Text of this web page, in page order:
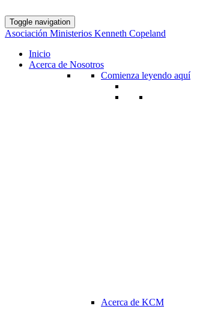
Toggle navigation
Asociación Ministerios Kenneth Copeland
Inicio
Acerca de Nosotros
Comienza leyendo aquí
Acerca de KCM